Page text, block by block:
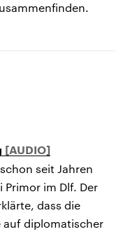
seit Jahren
im Dlf. Der
dass die
auf diplomatischer